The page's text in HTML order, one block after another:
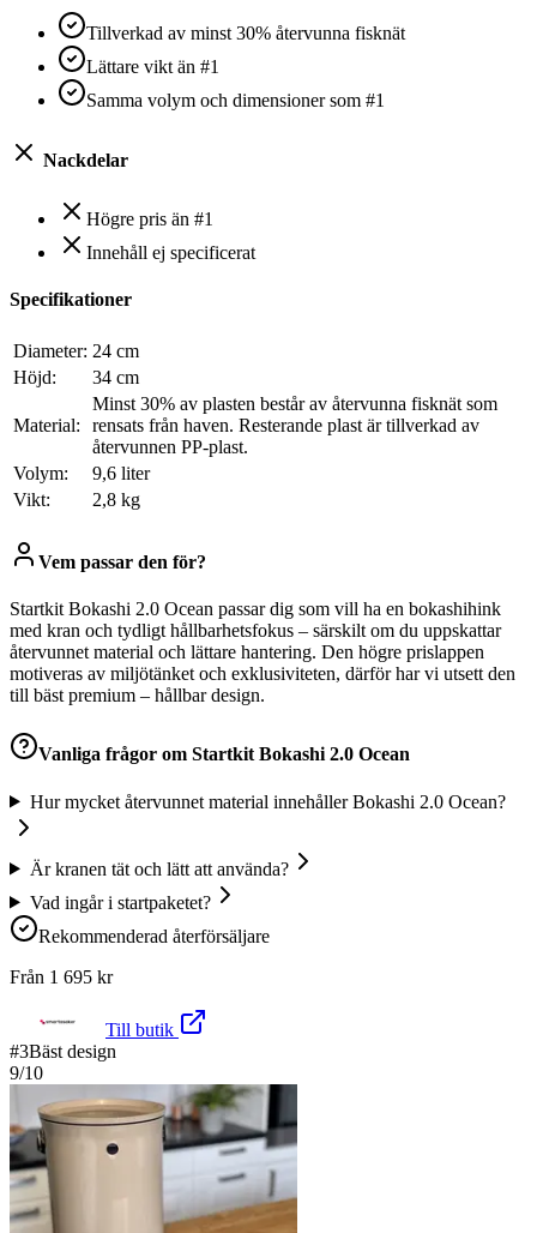
Tillverkad av minst 30% återvunna fisknät
Lättare vikt än #1
Samma volym och dimensioner som #1
Nackdelar
Högre pris än #1
Innehåll ej specificerat
Specifikationer
Diameter: 24 cm
Höjd:
34 cm
Material:
Minst 30% av plasten består av återvunna fisknät som
rensats från haven. Resterande plast är tillverkad av
återvunnen PP-plast.
Volym:
9,6 liter
Vikt:
2,8 kg
Vem passar den för?
Startkit Bokashi 2.0 Ocean passar dig som vill ha en bokashihink
med kran och tydligt hållbarhetsfokus – särskilt om du uppskattar
återvunnet material och lättare hantering. Den högre prislappen
motiveras av miljötänket och exklusiviteten, därför har vi utsett den
till bäst premium – hållbar design.
Vanliga frågor om Startkit Bokashi 2.0 Ocean
Hur mycket återvunnet material innehåller Bokashi 2.0 Ocean?
Är kranen tät och lätt att använda?
Vad ingår i startpaketet?
Rekommenderad återförsäljare
Från 1 695 kr
Till butik
#3Bäst design
9/10